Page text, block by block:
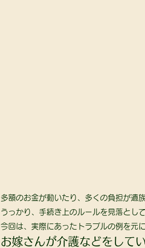
多額のお金が動いたり、多くの負担が遺
うっかり、手続き上のルールを見落とし
今回は、実際にあったトラブルの例を元
お嫁さんが介護などをして